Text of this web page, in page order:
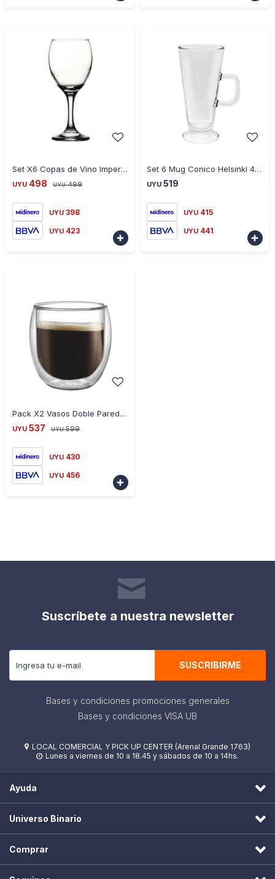
Set X6 Copas de Vino Imperial Pasabache 465CC
UYU 498 UYU 499
UYU 398
UYU 423

Set 6 Mug Conico Helsinki 421005 285 Ml Caja De Regalo
UYU 519
UYU 415
UYU 441

Pack X2 Vasos Doble Pared 200ML Borosilicato Verena
UYU 537 UYU 599
UYU 430
UYU 456

Suscríbete a nuestra newsletter
SUSCRIBIRME
Bases y condiciones promociones generales
Bases y condiciones VISA UB
 LOCAL COMERCIAL Y PICK UP CENTER (Arenal Grande 1763)
 Lunes a viernes de 10 a 18.45 y sábados de 10 a 14hs.
Ayuda
Universo Binario
Comprar